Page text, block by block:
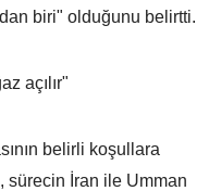
biri" olduğunu belirtti.
açılır"
belirli koşullara
sürecin İran ile Umman